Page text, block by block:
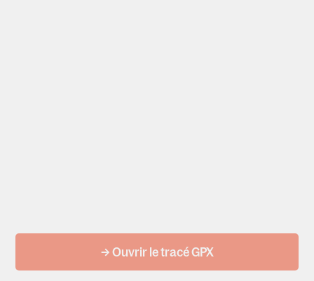
→ Ouvrir le tracé GPX